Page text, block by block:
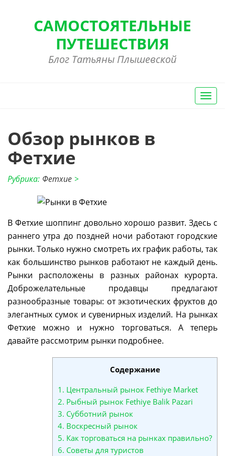
САМОСТОЯТЕЛЬНЫЕ
ПУТЕШЕСТВИЯ
Блог Татьяны Плышевской
Вкл/
Обзор рынков в
Фетхие
>
Рубрика: Фетхие
В Фетхие шоппинг довольно хорошо развит. Здесь с
раннего утра до поздней ночи работают городские
рынки. Только нужно смотреть их график работы, так
как большинство рынков работают не каждый день.
Рынки расположены в разных районах курорта.
Доброжелательные продавцы предлагают
разнообразные товары: от экзотических фруктов до
элегантных сумок и сувенирных изделий. На рынках
Фетхие можно и нужно торговаться. А теперь
давайте рассмотрим рынки подробнее.
Содержание
1. Центральный рынок Fethiye Market
2. Рыбный рынок Fethiye Balik Pazari
3. Субботний рынок
4. Воскресный рынок
5. Как торговаться на рынках правильно?
6. Советы для туристов